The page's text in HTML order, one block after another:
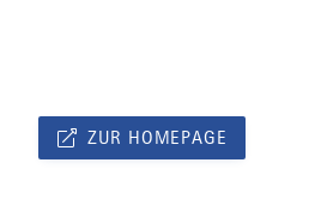
ZUR HOMEPAGE